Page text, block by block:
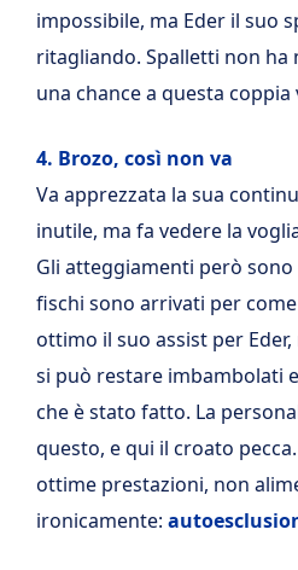
impossibile, ma Eder il suo
ritagliando. Spalletti non ha
una chance a questa coppia
4. Brozo, così non va
Va apprezzata la sua
inutile, ma fa vedere la
Gli atteggiamenti però sono
fischi sono arrivati per
ottimo il suo assist per
si può restare imbambolati
che è stato fatto. La
questo, e qui il croato
ottime prestazioni, non
ironicamente: